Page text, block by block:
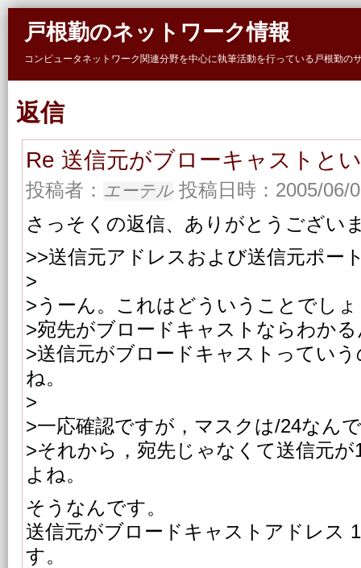
戸根勤のネットワーク情報
コンピュータネットワーク関連分野を中心に執筆活動を行っている戸根勤
返信
Re 送信元がブローキャストと
投稿者： エーテル投稿日時：2005/06/
さっそくの返信、ありがとうござい
>>送信元アドレスおよび送信元ポー
>
>うーん。これはどういうことでし
>宛先がブロードキャストならわか
>送信元がブロードキャストってい
ね。
>
>一応確認ですが，マスクは/24なん
>それから，宛先じゃなくて送信元
よね。
そうなんです。
送信元がブロードキャストアドレス
す。